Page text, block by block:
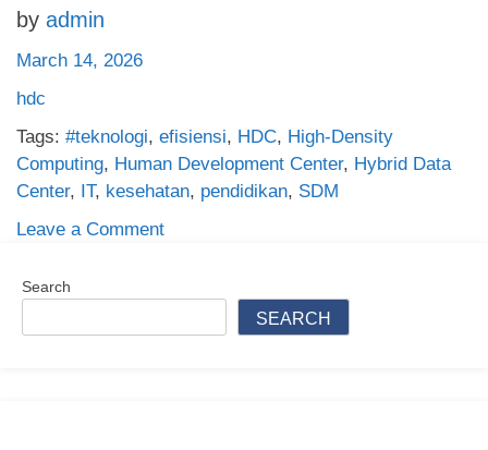
by admin
March 14, 2026
hdc
Tags: #teknologi, efisiensi, HDC, High-Density
Computing, Human Development Center, Hybrid Data
Center, IT, kesehatan, pendidikan, SDM
Leave a Commenton
Tentang
Search
SEARCH